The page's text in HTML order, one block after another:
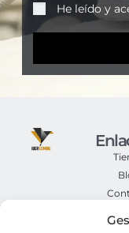
He leído y